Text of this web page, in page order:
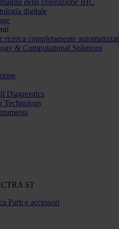
della colorazione IHC
digitale
ricerca completamente
& Computational Solutions
Diagnostics
Technology
ST
Parti e accessori